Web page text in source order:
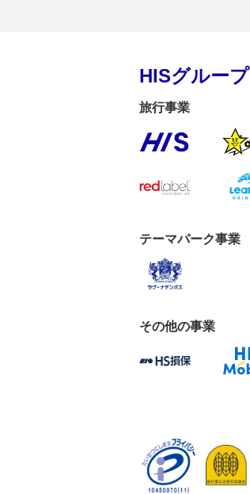
HISグループ
旅行事業
テーマパーク事業
その他の事業